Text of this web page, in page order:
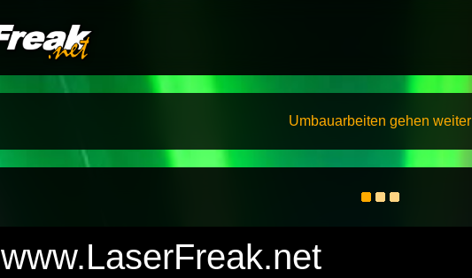
Umbauarbeiten gehen weiter
www.LaserFreak.net